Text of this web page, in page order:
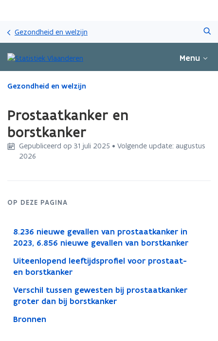
gaan
Gezondheid en welzijn
Menu
Gedaan
bevindt
zich
op:
Prostaatkanker
Gezondheid en welzijn
Prostaatkanker en
borstkanker
Gepubliceerd op 31 juli 2025 • Volgende update: augustus
2026
OP DEZE PAGINA
8.236 nieuwe gevallen van prostaatkanker in
2023, 6.856 nieuwe gevallen van borstkanker
Uiteenlopend leeftijdsprofiel voor prostaat-
en borstkanker
Verschil tussen gewesten bij prostaatkanker
groter dan bij borstkanker
Bronnen